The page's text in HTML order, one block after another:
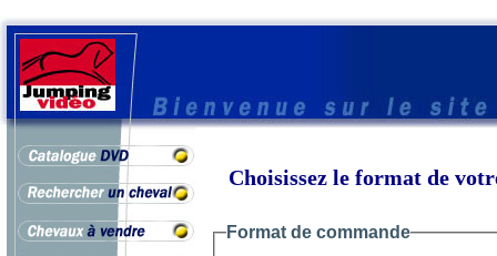
Choisissez le format de
Format de commande